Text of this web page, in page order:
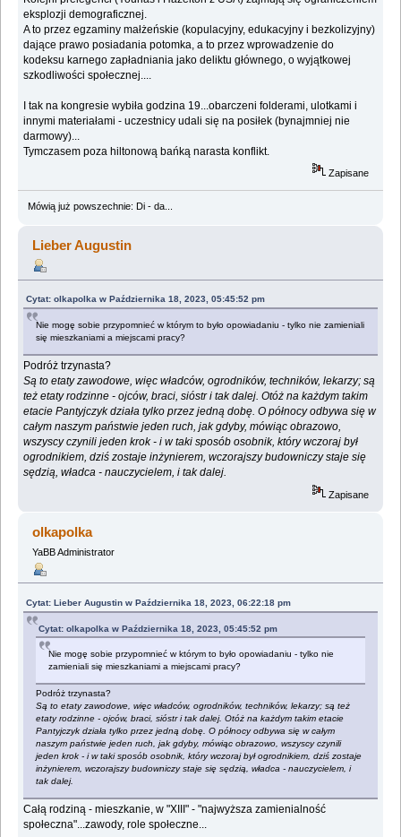
eksplozji demograficznej.
A to przez egzaminy małżeńskie (kopulacyjny, edukacyjny i bezkolizyjny)
dające prawo posiadania potomka, a to przez wprowadzenie do
kodeksu karnego zapładniania jako deliktu głównego, o wyjątkowej
szkodliwości społecznej....
I tak na kongresie wybiła godzina 19...obarczeni folderami, ulotkami i
innymi materiałami - uczestnicy udali się na posiłek (bynajmniej nie
darmowy)...
Tymczasem poza hiltonową bańką narasta konflikt.
Zapisane
Mówią już powszechnie: Di - da...
Lieber Augustin
Cytat: olkapolka w Października 18, 2023, 05:45:52 pm
Nie mogę sobie przypomnieć w którym to było opowiadaniu - tylko nie zamieniali
się mieszkaniami a miejscami pracy?
Podróż trzynasta?
Są to etaty zawodowe, więc władców, ogrodników, techników, lekarzy; są
też etaty rodzinne - ojców, braci, sióstr i tak dalej. Otóż na każdym takim
etacie Pantyjczyk działa tylko przez jedną dobę. O północy odbywa się w
całym naszym państwie jeden ruch, jak gdyby, mówiąc obrazowo,
wszyscy czynili jeden krok - i w taki sposób osobnik, który wczoraj był
ogrodnikiem, dziś zostaje inżynierem, wczorajszy budowniczy staje się
sędzią, władca - nauczycielem, i tak dalej.
Zapisane
olkapolka
YaBB Administrator
Cytat: Lieber Augustin w Października 18, 2023, 06:22:18 pm
Cytat: olkapolka w Października 18, 2023, 05:45:52 pm
Nie mogę sobie przypomnieć w którym to było opowiadaniu - tylko nie
zamieniali się mieszkaniami a miejscami pracy?
Podróż trzynasta?
Są to etaty zawodowe, więc władców, ogrodników, techników, lekarzy; są też
etaty rodzinne - ojców, braci, sióstr i tak dalej. Otóż na każdym takim etacie
Pantyjczyk działa tylko przez jedną dobę. O północy odbywa się w całym
naszym państwie jeden ruch, jak gdyby, mówiąc obrazowo, wszyscy czynili
jeden krok - i w taki sposób osobnik, który wczoraj był ogrodnikiem, dziś zostaje
inżynierem, wczorajszy budowniczy staje się sędzią, władca - nauczycielem, i
tak dalej.
Całą rodziną - mieszkanie, w "XIII" - "najwyższa zamienialność
społeczna"...zawody, role społeczne...